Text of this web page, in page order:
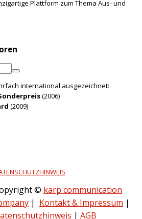
Plattform zum Thema Aus- und
international ausgezeichnet:
(2006)
(2009)
© karp communication
| Kontakt & Impressum |
| AGB